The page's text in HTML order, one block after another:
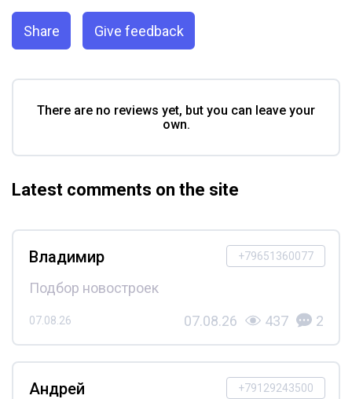
Share Give feedback
There are no reviews yet, but you can leave your
own.
Latest comments on the site
+79651360077
Владимир
Подбор новостроек
07.08.26 07.08.26 437 2
+79129243500
Андрей